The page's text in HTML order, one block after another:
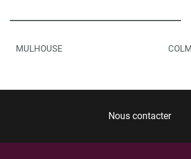
MULHOUSE
Nous contacter